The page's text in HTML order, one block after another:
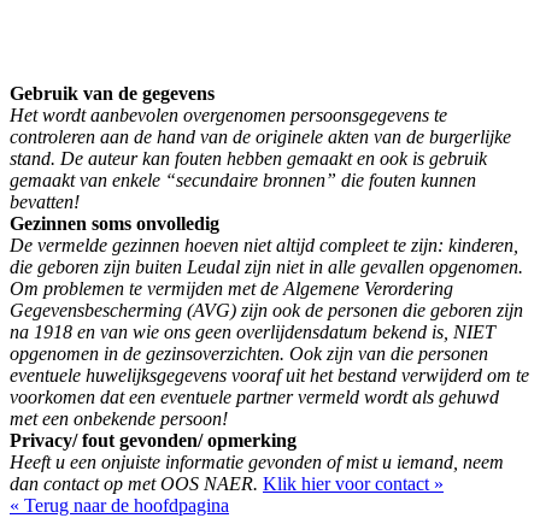
Gebruik van de gegevens
Het wordt aanbevolen overgenomen persoonsgegevens te
controleren aan de hand van de originele akten van de burgerlijke
stand. De auteur kan fouten hebben gemaakt en ook is gebruik
gemaakt van enkele “secundaire bronnen” die fouten kunnen
bevatten!
Gezinnen soms onvolledig
De vermelde gezinnen hoeven niet altijd compleet te zijn: kinderen,
die geboren zijn buiten Leudal zijn niet in alle gevallen opgenomen.
Om problemen te vermijden met de Algemene Verordering
Gegevensbescherming (AVG) zijn ook de personen die geboren zijn
na 1918 en van wie ons geen overlijdensdatum bekend is, NIET
opgenomen in de gezinsoverzichten. Ook zijn van die personen
eventuele huwelijksgegevens vooraf uit het bestand verwijderd om te
voorkomen dat een eventuele partner vermeld wordt als gehuwd
met een onbekende persoon!
Privacy/ fout gevonden/ opmerking
Heeft u een onjuiste informatie gevonden of mist u iemand, neem
dan contact op met OOS NAER. Klik hier voor contact »
« Terug naar de hoofdpagina